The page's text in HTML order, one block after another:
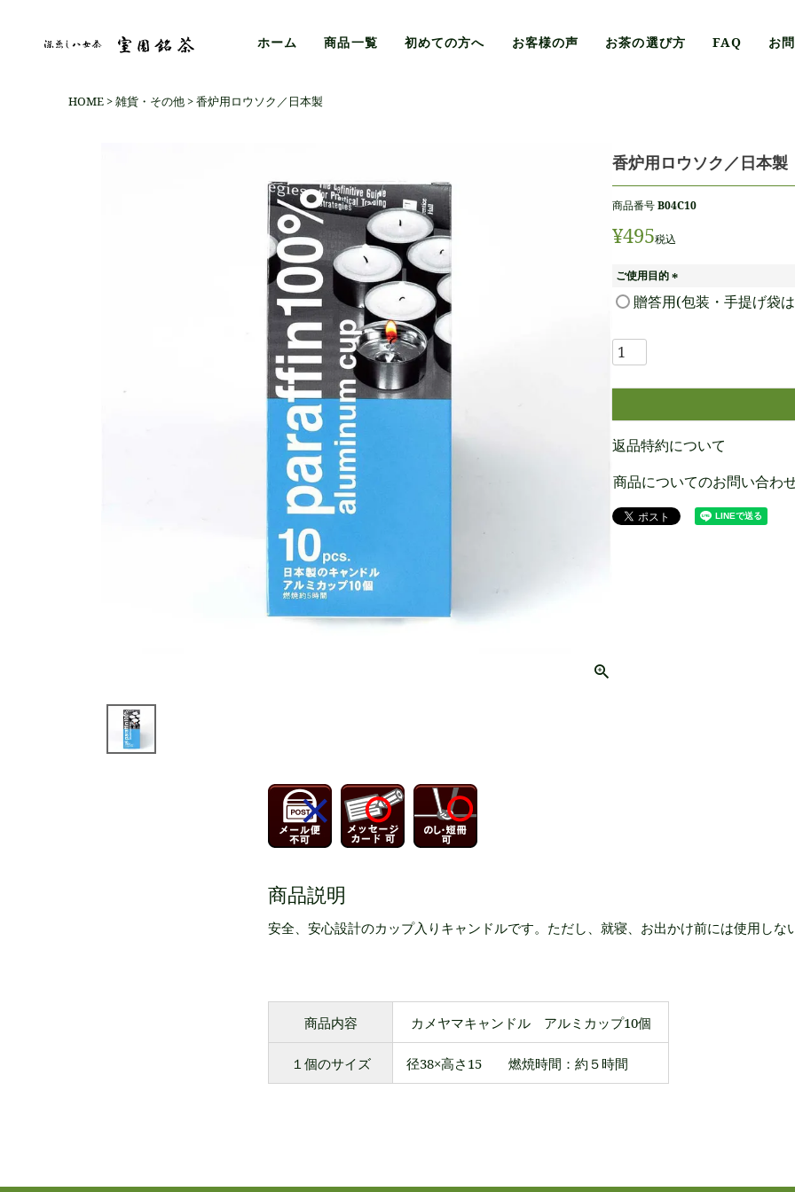
ホーム 商品一覧 初めての方へ お客様の声 お茶の選び方 FAQ お
HOME 雑貨・その他 香炉用ロウソク／日本製
香炉用ロウソク／日本製
商品番号B04C10
¥495税込
ご使用目的
(
必
贈答用(包装・手提げ袋
返品特約について
商品についてのお問い合わ
商品説明
安全、安心設計のカップ入りキャンドルです。ただし、就寝、お出かけ前には使用しな
商品内容 カメヤマキャンドル アルミカップ10個
１個のサイズ 径38×高さ15 燃焼時間：約５時間